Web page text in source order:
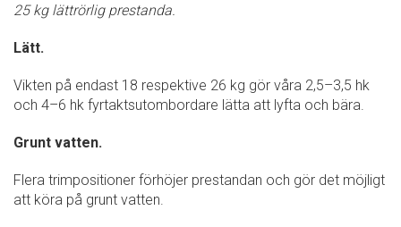
25 kg lättrörlig prestanda.
Lätt.
Vikten på endast 18 respektive 26 kg gör våra 2,5–3,5 hk
och 4–6 hk fyrtaktsutombordare lätta att lyfta och bära.
Grunt vatten.
Flera trimpositioner förhöjer prestandan och gör det möjligt
att köra på grunt vatten.